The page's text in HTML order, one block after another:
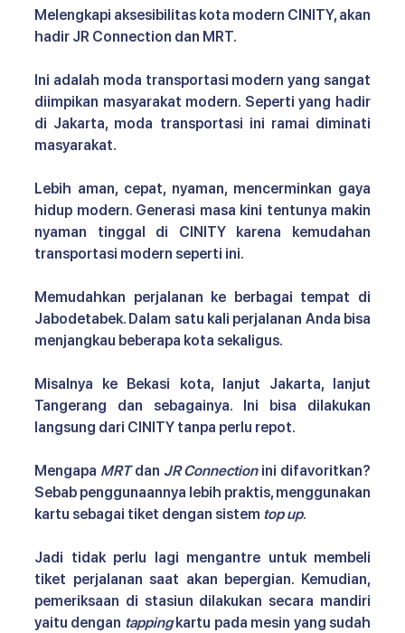
Melengkapi aksesibilitas kota modern CINITY, akan
hadir JR Connection dan MRT.
Ini adalah moda transportasi modern yang sangat
diimpikan masyarakat modern. Seperti yang hadir
di Jakarta, moda transportasi ini ramai diminati
masyarakat.
Lebih aman, cepat, nyaman, mencerminkan gaya
hidup modern. Generasi masa kini tentunya makin
nyaman tinggal di CINITY karena kemudahan
transportasi modern seperti ini.
Memudahkan perjalanan ke berbagai tempat di
Jabodetabek. Dalam satu kali perjalanan Anda bisa
menjangkau beberapa kota sekaligus.
Misalnya ke Bekasi kota, lanjut Jakarta, lanjut
Tangerang dan sebagainya. Ini bisa dilakukan
langsung dari CINITY tanpa perlu repot.
Mengapa MRT dan JR Connection ini difavoritkan?
Sebab penggunaannya lebih praktis, menggunakan
kartu sebagai tiket dengan sistem top up.
Jadi tidak perlu lagi mengantre untuk membeli
tiket perjalanan saat akan bepergian. Kemudian,
pemeriksaan di stasiun dilakukan secara mandiri
yaitu dengan tapping kartu pada mesin yang sudah